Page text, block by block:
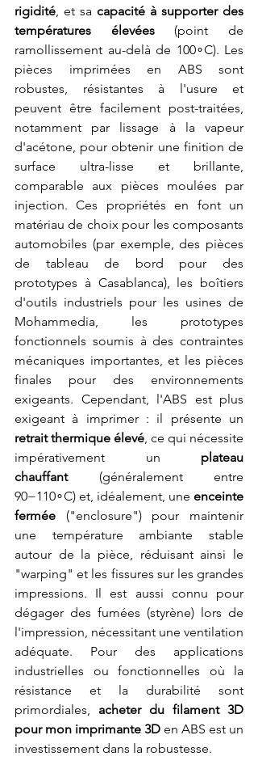
rigidité , et sa capacité à supporter des
températures élevées (point de
ramollissement au-delà de 100∘C). Les
pièces imprimées en ABS sont
robustes, résistantes à l'usure et
peuvent être facilement post-traitées,
notamment par lissage à la vapeur
d'acétone, pour obtenir une finition de
surface ultra-lisse et brillante,
comparable aux pièces moulées par
injection. Ces propriétés en font un
matériau de choix pour les composants
automobiles (par exemple, des pièces
de tableau de bord pour des
prototypes à Casablanca), les boîtiers
d'outils industriels pour les usines de
Mohammedia, les prototypes
fonctionnels soumis à des contraintes
mécaniques importantes, et les pièces
finales pour des environnements
exigeants. Cependant, l'ABS est plus
retrait thermique élevé , ce qui nécessite
impérativement un plateau
chauffant (généralement entre
90−110∘C) et, idéalement, une enceinte
fermée ("enclosure") pour maintenir
une température ambiante stable
autour de la pièce, réduisant ainsi le
"warping" et les fissures sur les grandes
impressions. Il est aussi connu pour
dégager des fumées (styrène) lors de
l'impression, nécessitant une ventilation
adéquate. Pour des applications
industrielles ou fonctionnelles où la
résistance et la durabilité sont
primordiales, acheter du filament 3D
pour mon imprimante 3D en ABS est un
investissement dans la robustesse.